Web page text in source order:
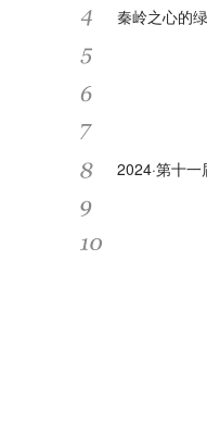
焦点观察：宝鸡市
商深度踩线，只为
秦岭之心的
榆林府谷公安：深
速读
多家上市公司中标
力尽显 当前看点
环球快看点丨最高
出有机氟化物超标
2024·第十
全球微动态丨入境